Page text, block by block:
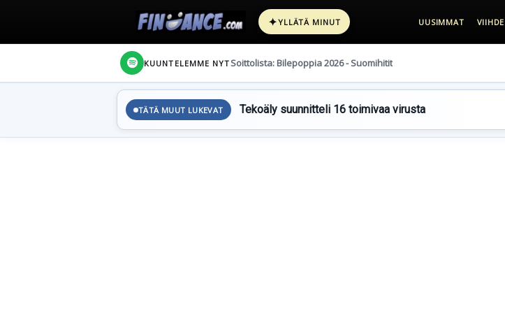
✦YLLÄTÄ MINUT UUSIMMAT VIIHDE
KUUNTELEMME NYT Soittolista: Bilepoppia 2026 - Suomihitit
TÄTÄ MUUT LUKEVAT Tekoäly suunnitteli 16 toimivaa virusta